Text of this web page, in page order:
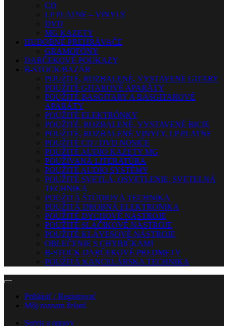
CD
LP PLATNE – VINYLY
DVD
MG KAZETY
HUDOBNÉ PREHRÁVAČE
GRAMOFÓNY
DARČEKOVÉ POUKAZY
B-STOCK/BAZÁR
POUŽITÉ, ROZBALENÉ, VYSTAVENÉ GITARY
POUŽITÉ GITAROVÉ APARÁTY
POUŽITÉ BASGITARY A BASGITAROVÉ
APARÁTY
POUŽITÉ ELEKTRÓNKY
POUŽITÉ, ROZBALENÉ, VYSTAVENÉ BICIE
POUŽITÉ, ROZBALENÉ VINYLY, LP PLATNE
POUŽITÉ CD / DVD NOSIČE
POUŽITÉ AUDIO KAZETY MG
POUŽÍVANÁ LITERATÚRA
POUŽITÉ AUDIO SYSTÉMY
POUŽITÉ SVETLÁ, OSVETLENIE, SVETELNÁ
TECHNIKA
POUŽITÁ ŠTÚDIOVÁ TECHNIKA
POUŽITÁ DROBNÁ ELEKTRONIKA
POUŽITÉ DYCHOVÉ NÁSTROJE
POUŽITÉ SLÁČIKOVÉ NÁSTROJE
POUŽITÉ KLÁVESOVÉ NÁSTROJE
OBLEČENIE S CHYBIČKAMI
B-STOCK DARČEKOVÉ PREDMETY
POUŽITÁ KANCELÁRSKA TECHNIKA
Prihlásiť / Registrovať
Môj zoznam želaní
Servis a opravy